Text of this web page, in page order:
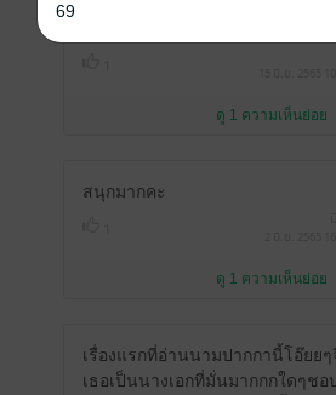
ดู 1 ความเห็นย่อย
สนุกมากคะ
ดู 1 ความเห็นย่อย
เรื่องแรกที่อ่านนามปากกานี้โอ๊ยย
เธอเป็นนางเอกที่มั่นมากกกใดๆชอ
69